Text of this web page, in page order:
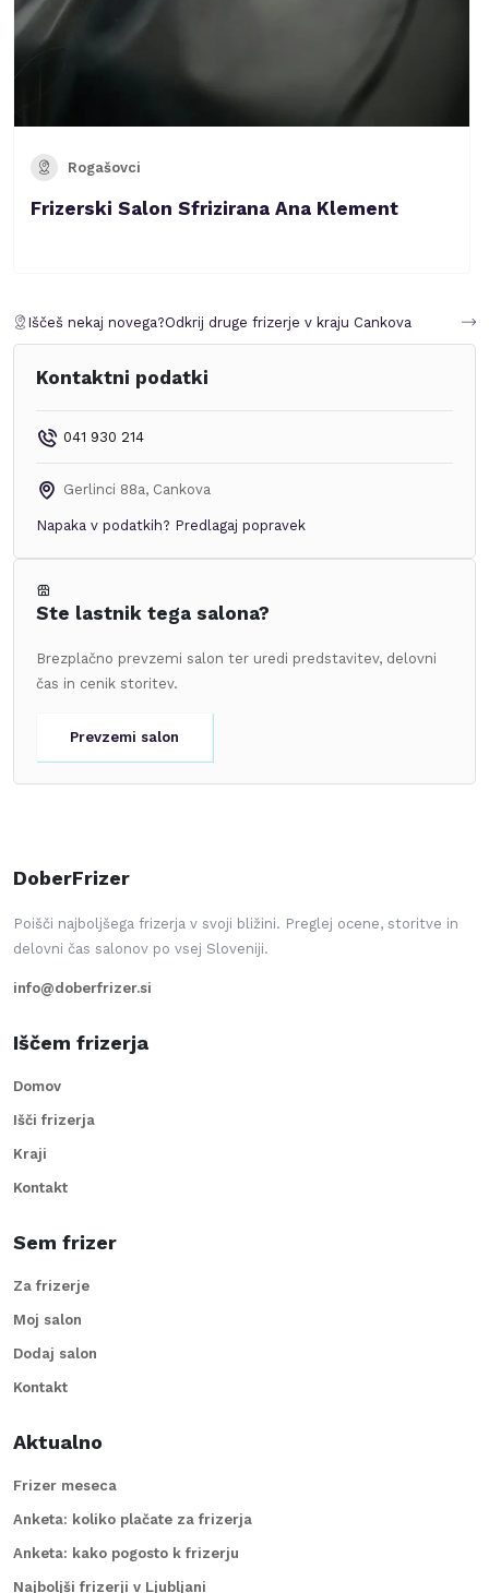
Rogašovci
Frizerski Salon Sfrizirana Ana Klement
Iščeš nekaj novega?Odkrij druge frizerje v kraju Cankova
Kontaktni podatki
041 930 214
Gerlinci 88a, Cankova
Napaka v podatkih? Predlagaj popravek
Ste lastnik tega salona?
Brezplačno prevzemi salon ter uredi predstavitev, delovni
čas in cenik storitev.
Prevzemi salon
DoberFrizer
Poišči najboljšega frizerja v svoji bližini. Preglej ocene, storitve in
delovni čas salonov po vsej Sloveniji.
info@doberfrizer.si
Iščem frizerja
Domov
Išči frizerja
Kraji
Kontakt
Sem frizer
Za frizerje
Moj salon
Dodaj salon
Kontakt
Aktualno
Frizer meseca
Anketa: koliko plačate za frizerja
Anketa: kako pogosto k frizerju
Najboljši frizerji v Ljubljani